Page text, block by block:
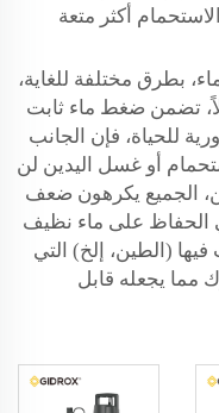
أكثر متعة
بطرق مختلفة للغاية،
تضمن ضغط ماء ثابت
للحياة، فإن الجانب
أو غسل اليدين لن
الجميع يكرهون ضعف
الحفاظ على ماء نظيف
(الطين، إلخ) التي
مما يجعله قابل